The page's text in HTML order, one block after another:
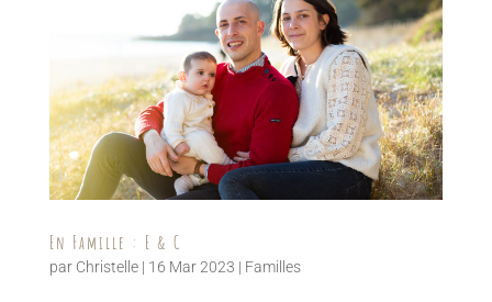
En Famille : E & C
par Christelle| 16 Mar 2023 | Familles